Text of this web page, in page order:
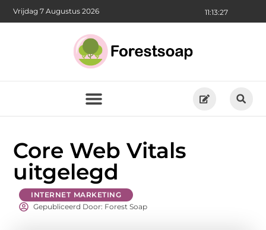
11:13:28
Vrijdag 7 Augustus 2026
Core Web Vitals
uitgelegd
INTERNET MARKETING
Gepubliceerd Door: Forest Soap